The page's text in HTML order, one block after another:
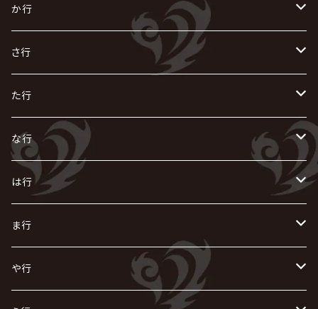
あ
R指定
AIOLIN
i.D.A
AKIHIDE
Azavana
い
IKUO
exist†trace
生熊耕治
う
VIRGE / ヴァージュ
Waive
UCHUSENTAI:NOIZ / 宇宙戦隊NOIZ
え
ACE OF SPADES
X JAPAN
LSN / The LEGENDARY SIX NINE
お
AURORIZE
OFIAM
か行
か
怪人二十面奏
Kαin
kein
き
KISAKI
キズ
く
Crack6
グラビティ
け
[ kei ] / 圭
仮病
こ
GOATBED
ゴールデンボンバー
さ行
さ
ザアザア
The THIRTEEN
し
Zeke Deux
Z CLEAR
す
Z CLEAR
超ジャシー
せ
ゼラ
零[Hz]
そ
た行
た
DASEIN
DAIGO
ち
CHAQLA.
つ
て
な行
な
NIGHTMARE
NAZARE
に
NiEL
NICOLAS
ぬ
は行
は
heidi.
H.U.G
ひ
ま行
ま
や行